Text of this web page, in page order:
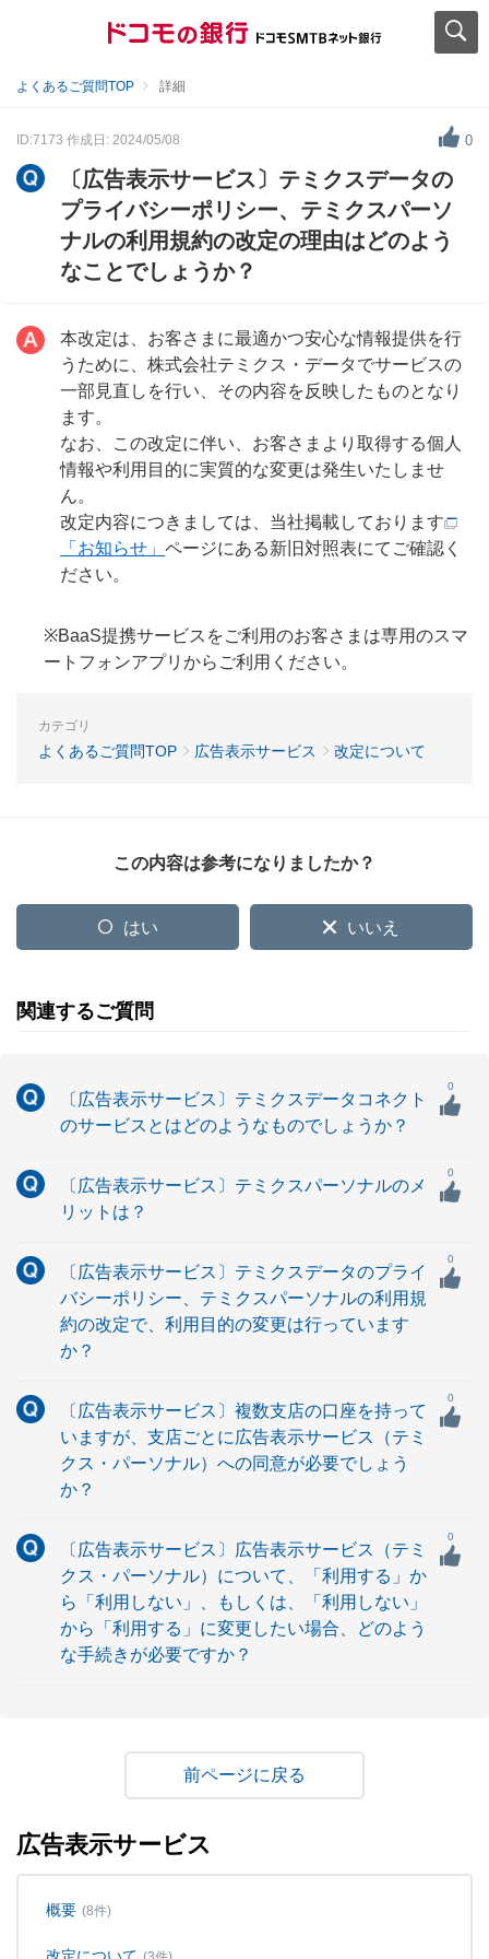
よくあるご質問TOP 詳細
ID:7173 作成日: 2024/05/08 0
〔広告表示サービス〕テミクスデータの
プライバシーポリシー、テミクスパーソ
ナルの利用規約の改定の理由はどのよう
なことでしょうか？
本改定は、お客さまに最適かつ安心な情報提供を行
うために、株式会社テミクス・データでサービスの
一部見直しを行い、その内容を反映したものとなり
ます。
なお、この改定に伴い、お客さまより取得する個人
情報や利用目的に実質的な変更は発生いたしませ
ん。
改定内容につきましては、当社掲載しております
「お知らせ」 ページにある新旧対照表にてご確認く
ださい。
※BaaS提携サービスをご利用のお客さまは専用のスマ
ートフォンアプリからご利用ください。
カテゴリ
よくあるご質問TOP 広告表示サービス 改定について
この内容は参考になりましたか？
はい いいえ
関連するご質問
〔広告表示サービス〕テミクスデータコネクト
のサービスとはどのようなものでしょうか？
0
〔広告表示サービス〕テミクスパーソナルのメ
リットは？
0
〔広告表示サービス〕テミクスデータのプライ
バシーポリシー、テミクスパーソナルの利用規
約の改定で、利用目的の変更は行っています
か？
0
〔広告表示サービス〕複数支店の口座を持って
いますが、支店ごとに広告表示サービス（テミ
クス・パーソナル）への同意が必要でしょう
か？
0
〔広告表示サービス〕広告表示サービス（テミ
クス・パーソナル）について、「利用する」か
ら「利用しない」、もしくは、「利用しない」
から「利用する」に変更したい場合、どのよう
な手続きが必要ですか？
0
戻る
広告表示サービス
概要 (8件)